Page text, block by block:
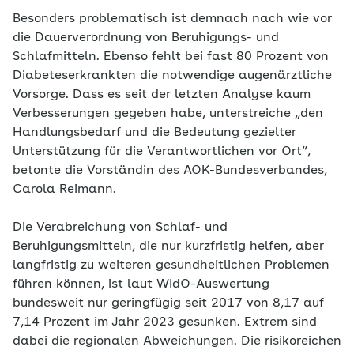
Besonders problematisch ist demnach nach wie vor
die Dauerverordnung von Beruhigungs- und
Schlafmitteln. Ebenso fehlt bei fast 80 Prozent von
Diabeteserkrankten die notwendige augenärztliche
Vorsorge. Dass es seit der letzten Analyse kaum
Verbesserungen gegeben habe, unterstreiche „den
Handlungsbedarf und die Bedeutung gezielter
Unterstützung für die Verantwortlichen vor Ort“,
betonte die Vorständin des AOK-Bundesverbandes,
Carola Reimann.
Die Verabreichung von Schlaf- und
Beruhigungsmitteln, die nur kurzfristig helfen, aber
langfristig zu weiteren gesundheitlichen Problemen
führen können, ist laut WIdO-Auswertung
bundesweit nur geringfügig seit 2017 von 8,17 auf
7,14 Prozent im Jahr 2023 gesunken. Extrem sind
dabei die regionalen Abweichungen. Die risikoreichen